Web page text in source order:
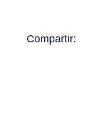
Compartir: